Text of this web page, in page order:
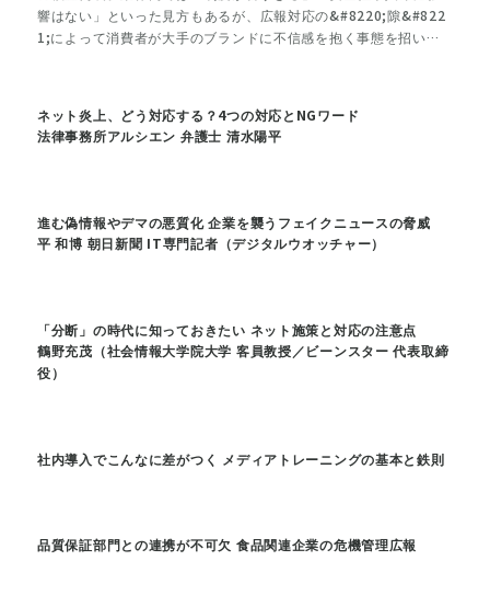
響はない」といった見方もあるが、広報対応の&#8220;隙&#822
1;によって消費者が大手のブランドに不信感を抱く事態を招いて
ネット炎上、どう対応する？4つの対応とNGワード
法律事務所アルシエン 弁護士 清水陽平
進む偽情報やデマの悪質化 企業を襲うフェイクニュースの脅威
平 和博 朝日新聞 IT専門記者（デジタルウオッチャー）
「分断」の時代に知っておきたい ネット施策と対応の注意点
鶴野充茂（社会情報大学院大学 客員教授／ビーンスター 代表取締
役）
社内導入でこんなに差がつく メディアトレーニングの基本と鉄則
品質保証部門との連携が不可欠 食品関連企業の危機管理広報